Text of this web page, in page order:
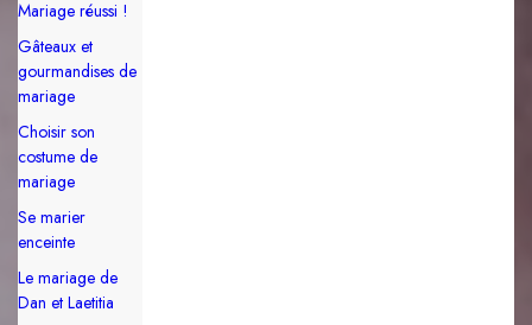
Mariage réussi !
Gâteaux et
gourmandises de
mariage
Choisir son
costume de
mariage
Se marier
enceinte
Le mariage de
Dan et Laetitia